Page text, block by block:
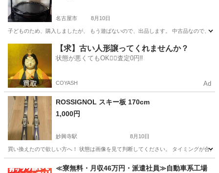
名古屋市 8月10日
子どものため、購入しましたが、 もう遊ばないので、出品します。 中古品なので、
その他
【求】古い人形譲ってくれませんか？
状態が悪くてもOK🙆‍♀️査定0円‼️
COYASH Ad
ROSSIGNOL スキー板 170cm
1,000円
妙興寺駅 8月10日
買い換えたので欲しい方へ！ 状態は画像を見て判断してください。 タイミングが合え
妙興寺駅 スキー スキー板
≪寮無料・月収46万円・派遣社員≫自動車系工場